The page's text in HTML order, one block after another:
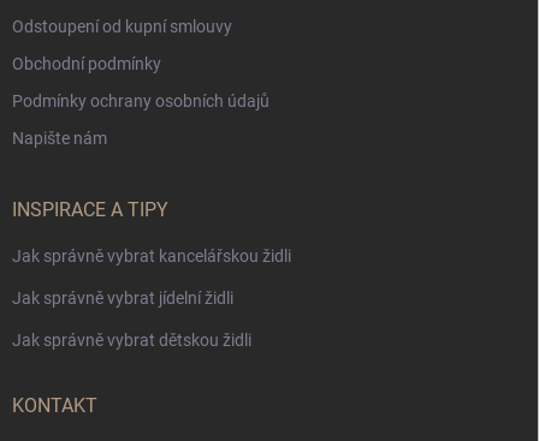
Odstoupení od kupní smlouvy
Obchodní podmínky
Podmínky ochrany osobních údajů
Napište nám
INSPIRACE A TIPY
Jak správně vybrat kancelářskou židli
Jak správně vybrat jídelní židli
Jak správně vybrat dětskou židli
KONTAKT